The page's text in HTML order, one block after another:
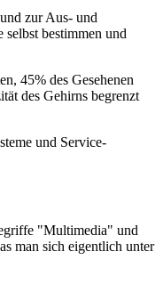
zur Aus- und
bestimmen und
45% des Gesehenen
des Gehirns begrenzt
und Service-
"Multimedia" und
man sich eigentlich unter